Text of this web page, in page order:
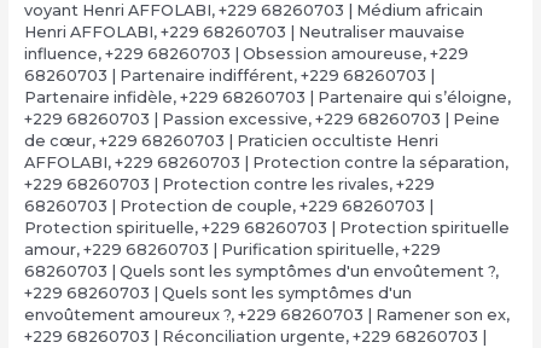
voyant Henri AFFOLABI, +229 68260703 | Médium africain
Henri AFFOLABI, +229 68260703 | Neutraliser mauvaise
influence, +229 68260703 | Obsession amoureuse, +229
68260703 | Partenaire indifférent, +229 68260703 |
Partenaire infidèle, +229 68260703 | Partenaire qui s’éloigne,
+229 68260703 | Passion excessive, +229 68260703 | Peine
de cœur, +229 68260703 | Praticien occultiste Henri
AFFOLABI, +229 68260703 | Protection contre la séparation,
+229 68260703 | Protection contre les rivales, +229
68260703 | Protection de couple, +229 68260703 |
Protection spirituelle, +229 68260703 | Protection spirituelle
amour, +229 68260703 | Purification spirituelle, +229
68260703 | Quels sont les symptômes d'un envoûtement ?,
+229 68260703 | Quels sont les symptômes d'un
envoûtement amoureux ?, +229 68260703 | Ramener son ex,
+229 68260703 | Réconciliation urgente, +229 68260703 |